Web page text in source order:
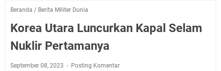
Beranda / Berita Militer Dunia
Korea Utara Luncurkan Kapal Selam
Nuklir Pertamanya
September 08, 2023 Posting Komentar